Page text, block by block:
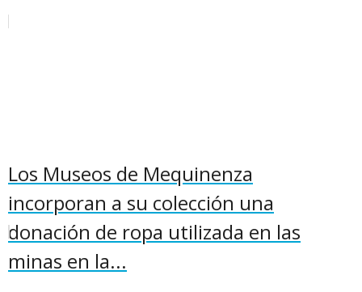
Los Museos de Mequinenza
incorporan a su colección una
donación de ropa utilizada en las
minas en la...